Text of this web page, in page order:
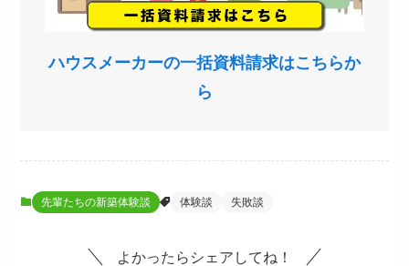
ハウスメーカーの一括資料請求はこちらか
ら
先輩たちの新築体験談 体験談 失敗談
よかったらシェアしてね！